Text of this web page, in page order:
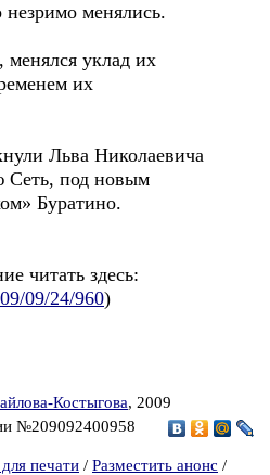
незримо менялись.
уклад их
их
Льва Николаевича
Сеть, под новым
Буратино.
здесь:
09/24/960)
Костыгова, 2009
№209092400958
печати / Разместить анонс /